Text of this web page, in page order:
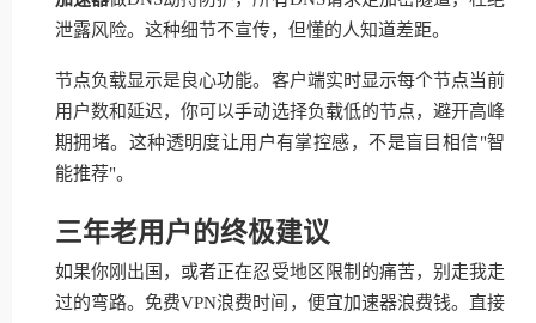
泄露风险。这种细节不宣传，但懂的人知道差距。
节点负载显示是良心功能。客户端实时显示每个节点当前
用户数和延迟，你可以手动选择负载低的节点，避开高峰
期拥堵。这种透明度让用户有掌控感，不是盲目相信"智
能推荐"。
三年老用户的终极建议
如果你刚出国，或者正在忍受地区限制的痛苦，别走我走
过的弯路。免费VPN浪费时间，便宜加速器浪费钱。直接